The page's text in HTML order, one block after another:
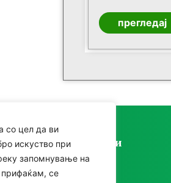
со цел да ви
искуство при
запомнување на
се
прегледај
Категории